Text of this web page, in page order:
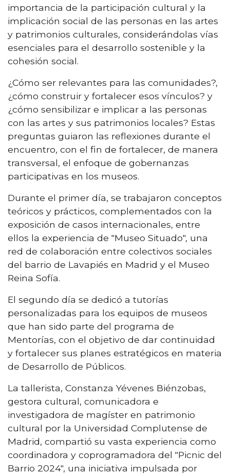
importancia de la participación cultural y la
implicación social de las personas en las artes
y patrimonios culturales, considerándolas vías
esenciales para el desarrollo sostenible y la
cohesión social.
¿Cómo ser relevantes para las comunidades?,
¿cómo construir y fortalecer esos vínculos? y
¿cómo sensibilizar e implicar a las personas
con las artes y sus patrimonios locales? Estas
preguntas guiaron las reflexiones durante el
encuentro, con el fin de fortalecer, de manera
transversal, el enfoque de gobernanzas
participativas en los museos.
Durante el primer día, se trabajaron conceptos
teóricos y prácticos, complementados con la
exposición de casos internacionales, entre
ellos la experiencia de "Museo Situado", una
red de colaboración entre colectivos sociales
del barrio de Lavapiés en Madrid y el Museo
Reina Sofía.
El segundo día se dedicó a tutorías
personalizadas para los equipos de museos
que han sido parte del programa de
Mentorías, con el objetivo de dar continuidad
y fortalecer sus planes estratégicos en materia
de Desarrollo de Públicos.
La tallerista, Constanza Yévenes Biénzobas,
gestora cultural, comunicadora e
investigadora de magíster en patrimonio
cultural por la Universidad Complutense de
Madrid, compartió su vasta experiencia como
coordinadora y coprogramadora del "Picnic del
Barrio 2024", una iniciativa impulsada por